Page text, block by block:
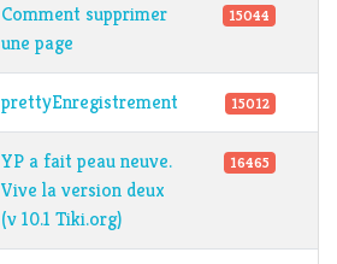
Comment supprimer
une page
15044
prettyEnregistrement 15012
YP a fait peau neuve.
Vive la version deux
(v 10.1 Tiki.org)
16465